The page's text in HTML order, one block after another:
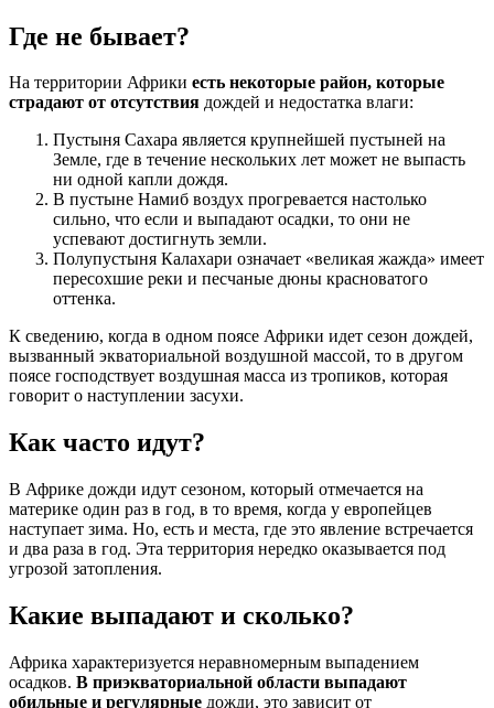
Где не бывает?
На территории Африки есть некоторые район, которые
страдают от отсутствия дождей и недостатка влаги:
Пустыня Сахара является крупнейшей пустыней на
Земле, где в течение нескольких лет может не выпасть
ни одной капли дождя.
В пустыне Намиб воздух прогревается настолько
сильно, что если и выпадают осадки, то они не
успевают достигнуть земли.
Полупустыня Калахари означает «великая жажда» имеет
пересохшие реки и песчаные дюны красноватого
оттенка.
К сведению, когда в одном поясе Африки идет сезон дождей,
вызванный экваториальной воздушной массой, то в другом
поясе господствует воздушная масса из тропиков, которая
говорит о наступлении засухи.
Как часто идут?
В Африке дожди идут сезоном, который отмечается на
материке один раз в год, в то время, когда у европейцев
наступает зима. Но, есть и места, где это явление встречается
и два раза в год. Эта территория нередко оказывается под
угрозой затопления.
Какие выпадают и сколько?
Африка характеризуется неравномерным выпадением
осадков. В приэкваториальной области выпадают
обильные и регулярные дожди, это зависит от